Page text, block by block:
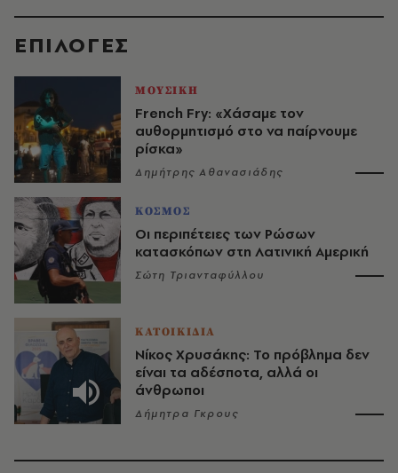
EΠΙΛΟΓΈΣ
ΜΟΥΣΙΚΗ
French Fry: «Χάσαμε τον
αυθορμητισμό στο να παίρνουμε
ρίσκα»
Δημήτρης Αθανασιάδης
ΚΟΣΜΟΣ
Οι περιπέτειες των Ρώσων
κατασκόπων στη Λατινική Αμερική
Σώτη Τριανταφύλλου
ΚΑΤΟΙΚΙΔΙΑ
Νίκος Χρυσάκης: Το πρόβλημα δεν
είναι τα αδέσποτα, αλλά οι
άνθρωποι
Δήμητρα Γκρους